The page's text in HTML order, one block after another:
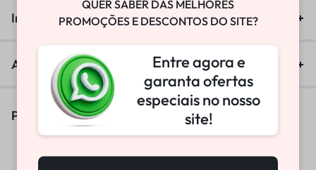
Informação adicional
Avaliações (0)
Produtos Similares
QUER SABER DAS MELHORES
PROMOÇÕES E DESCONTOS DO SITE?
Entre agora e
garanta ofertas
especiais no nosso
site!